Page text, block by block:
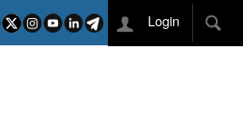
Login